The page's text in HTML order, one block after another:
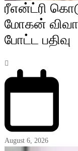
ரீஎன்ட்ரி
மோகன்
போட்ட பதிவு
August 6, 2026